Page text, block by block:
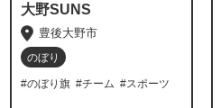
大野SUNS
豊後大野市
のぼり
#のぼり旗 #チーム #スポーツ